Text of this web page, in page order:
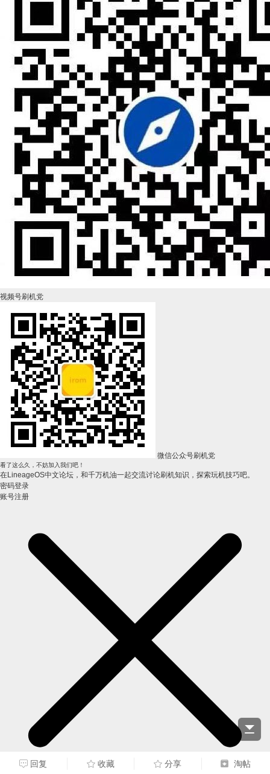
回复 收藏 分享 淘帖
视频号刷机党
微信公众号刷机党
看了这么久，不妨加入我们吧！
在LineageOS中文论坛，和千万机油一起交流讨论刷机知识，探索玩机技巧吧。
密码登录
账号注册